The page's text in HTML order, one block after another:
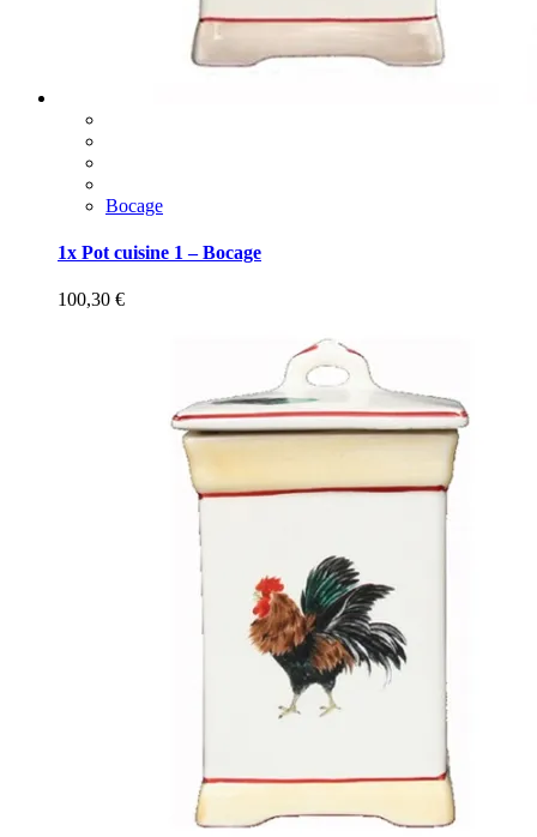
Bocage
1x Pot cuisine 1 – Bocage
100,30 €